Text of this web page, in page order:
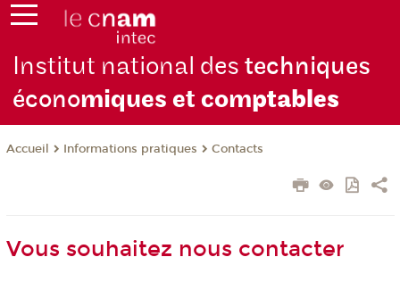
Institut national destechniques
économiques et comptables
Accueil Informations pratiques Contacts
Vous souhaitez nous contacter